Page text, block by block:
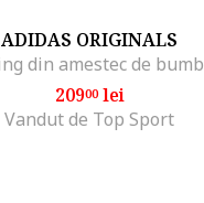
ADIDAS ORIGINALS
20900lei
Vandut de Top Sport